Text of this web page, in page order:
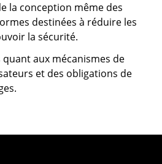
la conception même des
destinées à réduire les
la sécurité.
aux mécanismes de
et des obligations de